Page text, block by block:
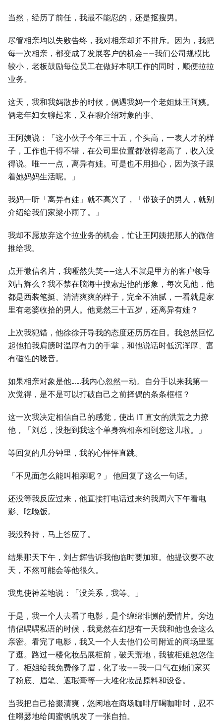
当然，经历了前任，我最不能忍的，还是抠搜男。
尽管相亲均以失败告终，我对相亲却并不排斥。因为，我把
每一次相亲，都变成了发展客户的机会——我们公司规模比
较小，老板鼓励每位员工在做好本职工作的同时，顺便拉拉
业务。
这天，我和我妈散步的时候，偶遇我妈一个老姐妹王阿姨。
俩老年妇女聊起来，又在聊介绍对象的事。
王阿姨说：「这小伙子今年三十五，个头高，一表人才的样
子，工作也干得不错，在公司里位置都做得老高了，收入没
得说。唯一一点，离异有娃。可是也不用担心，因为孩子跟
着她妈妈生活呢。」
我妈一听「离异有娃」就不高兴了，「带孩子的男人，就别
介绍给我们家梁小雨了。」
我却不愿放弃这个拉业务的机会，忙让王阿姨把那人的微信
推给我。
点开微信名片，我哑然失笑——这人不就是甲方的客户领导
刘占辉么？我不禁在脑海中搜索起他的形象，每次见他，他
都是西装笔挺、清清爽爽的样子，完全不油腻，一看就是家
里有老婆收拾的男人。他竟然三十五岁，还离异有娃？
上次我犯错，他徐徐开导我的态度还历历在目。我忽然回忆
起他拍我肩膀时温厚有力的手掌，和他说话时低沉浑厚、富
有磁性的嗓音。
如果相亲对象是他……我内心忽然一动。自分手以来我第一
次觉得，是不是可以打破自己之前择偶的条条框框？
这一次我决定相信自己的感觉，使出 IT 直女的洪荒之力撩
他，「刘总，没想到我这个单身狗相亲相到您这儿啦。」
等回复的几分钟里，我的心怦怦直跳。
「不见面怎么能叫相亲呢？」 他回复了这么一句话。
还没等我反应过来，他直接打电话过来约我周六下午看电
影、吃晚饭。
我没矜持，马上答应了。
结果那天下午，刘占辉告诉我他临时要加班。他提议要不改
天，不然可能会等他很久。
我鬼使神差地说：「没关系，我等。」
于是，我一个人去看了电影，是个缠绵悱恻的爱情片。旁边
情侣喁喁私语的时候，我竟然在幻想有一天我和他也会这么
亲密。看完了电影，我又一个人去他们公司附近的商场里逛
了逛。路过一楼化妆品展柜前，破天荒地，我被柜姐忽悠住
了。柜姐给我免费修了眉，化了妆——我一口气在她们家买
了粉底、眉笔、遮瑕膏等一大堆化妆品原料和设备。
当我把自己拾掇清爽，悠闲地在商场咖啡厅喝咖啡时，忍不
住嘚瑟地给闺蜜帆帆发了一张自拍。